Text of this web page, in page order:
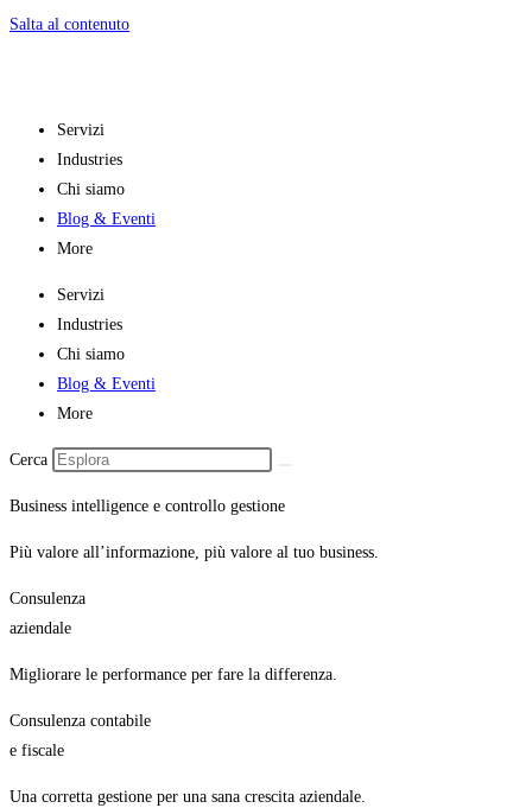
Salta al contenuto
Servizi
Industries
Chi siamo
Blog & Eventi
More
Servizi
Industries
Chi siamo
Blog & Eventi
More
Cerca
Business intelligence e controllo gestione
Più valore all’informazione, più valore al tuo business.
Consulenza
aziendale
Migliorare le performance per fare la differenza.
Consulenza contabile
e fiscale
Una corretta gestione per una sana crescita aziendale.